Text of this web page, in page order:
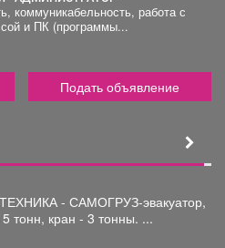
коммуникабельность, работа с
и ПК (программы...
Подать объявление
- САМОГРУЗ-эвакуатор,
тонн, кран - 3 тонны. ...